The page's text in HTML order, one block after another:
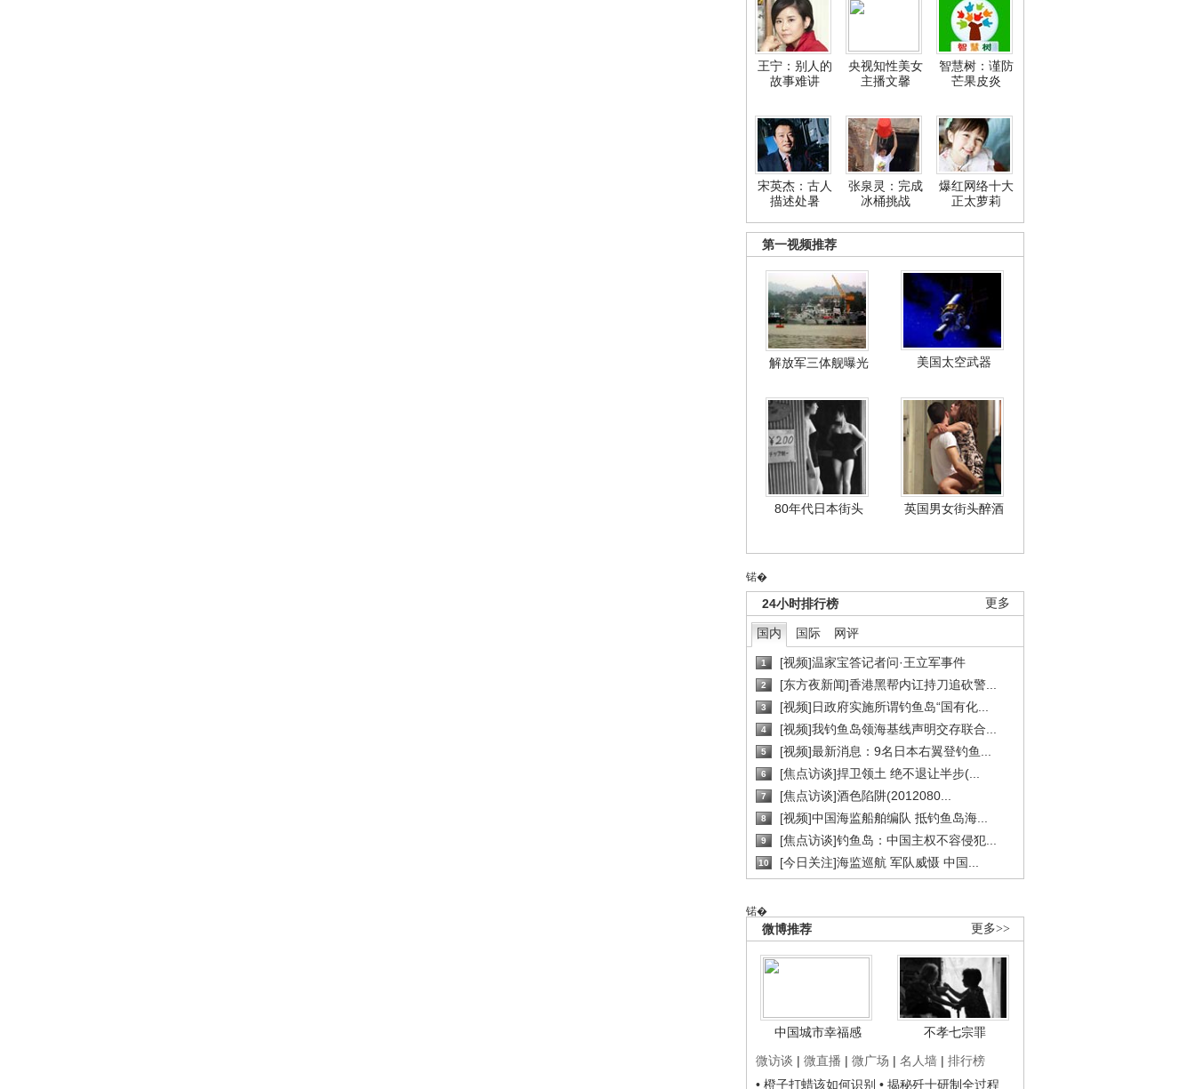
王宁：别人的
故事难讲
央视知性美女
主播文馨
智慧树：谨防
芒果皮炎
宋英杰：古人
描述处暑
张泉灵：完成
冰桶挑战
爆红网络十大
正太萝莉
第一视频推荐
解放军三体舰曝光 美国太空武器
80年代日本街头 英国男女街头醉酒
锘�
更多
24小时排行榜
国内 国际 网评
1 [视频]温家宝答记者问·王立军事件
2 [东方夜新闻]香港黑帮内讧持刀追砍警...
3 [视频]日政府实施所谓钓鱼岛“国有化...
4 [视频]我钓鱼岛领海基线声明交存联合...
5 [视频]最新消息：9名日本右翼登钓鱼...
6 [焦点访谈]捍卫领土 绝不退让半步(...
7 [焦点访谈]酒色陷阱(2012080...
8 [视频]中国海监船舶编队 抵钓鱼岛海...
9 [焦点访谈]钓鱼岛：中国主权不容侵犯...
10 [今日关注]海监巡航 军队威慑 中国...
锘�
更多>>
微博推荐
中国城市幸福感
不孝七宗罪
微访谈 | 微直播 | 微广场 | 名人墙 | 排行榜
• 橙子打蜡该如何识别 • 揭秘歼十研制全过程